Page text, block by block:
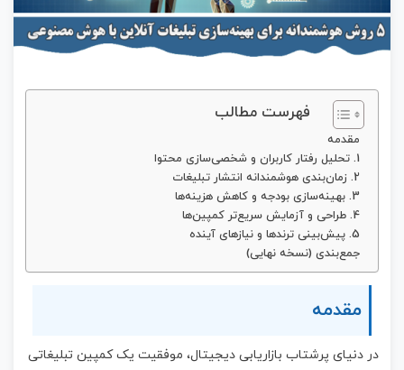
فهرست مطالب
مقدمه
1. تحلیل رفتار کاربران و شخصی‌سازی محتوا
2. زمان‌بندی هوشمندانه انتشار تبلیغات
3. بهینه‌سازی بودجه و کاهش هزینه‌ها
4. طراحی و آزمایش سریع‌تر کمپین‌ها
5. پیش‌بینی ترندها و نیازهای آینده
جمع‌بندی (نسخه نهایی)
مقدمه
در دنیای پرشتاب بازاریابی دیجیتال، موفقیت یک کمپین تبلیغاتی